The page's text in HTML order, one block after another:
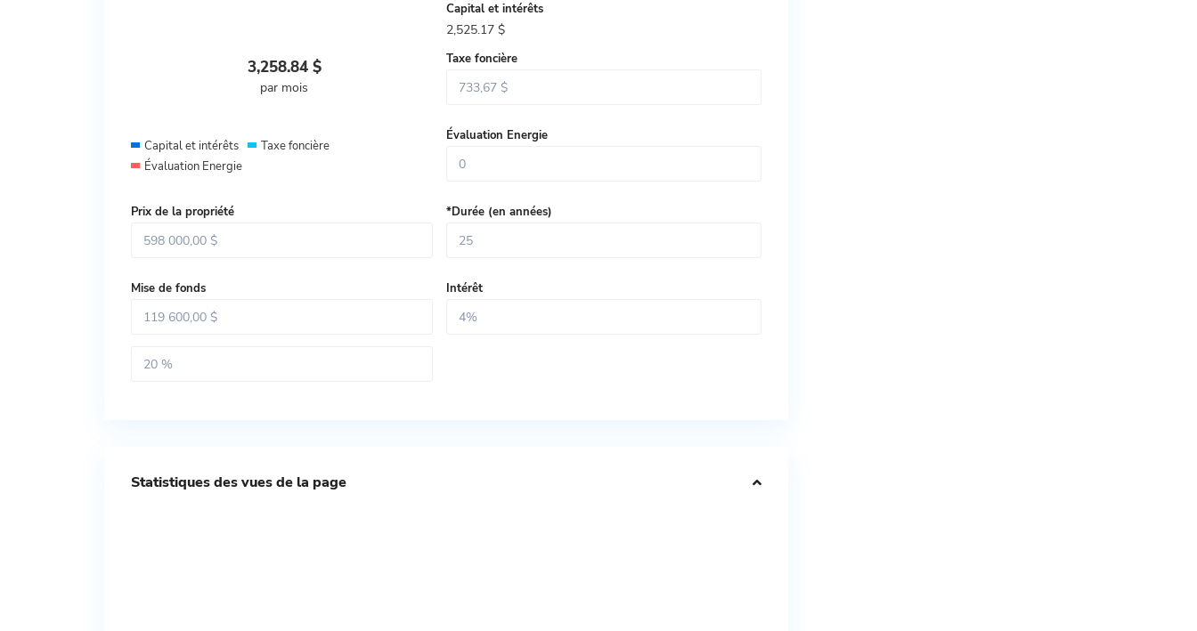
3,258.84$
par mois
Capital et intérêts
Taxe foncière
Évaluation Energie
Capital et intérêts
2,525.17 $
Taxe foncière
Évaluation Energie
Prix ​​de la propriété
Mise de fonds
*Durée (en années)
Intérêt
Statistiques des vues de la page